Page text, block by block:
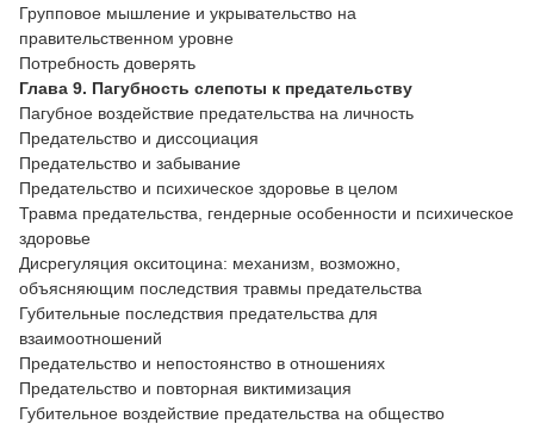
Групповое мышление и укрывательство на
правительственном уровне
Потребность доверять
Глава 9. Пагубность слепоты к предательству
Пагубное воздействие предательства на личность
Предательство и диссоциация
Предательство и забывание
Предательство и психическое здоровье в целом
Травма предательства, гендерные особенности и психическое
здоровье
Дисрегуляция окситоцина: механизм, возможно,
объясняющим последствия травмы предательства
Губительные последствия предательства для
взаимоотношений
Предательство и непостоянство в отношениях
Предательство и повторная виктимизация
Губительное воздействие предательства на общество